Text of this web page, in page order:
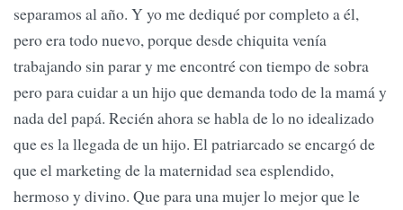
separamos al año. Y yo me dediqué por completo a él,
pero era todo nuevo, porque desde chiquita venía
trabajando sin parar y me encontré con tiempo de sobra
pero para cuidar a un hijo que demanda todo de la mamá y
nada del papá. Recién ahora se habla de lo no idealizado
que es la llegada de un hijo. El patriarcado se encargó de
que el marketing de la maternidad sea esplendido,
hermoso y divino. Que para una mujer lo mejor que le